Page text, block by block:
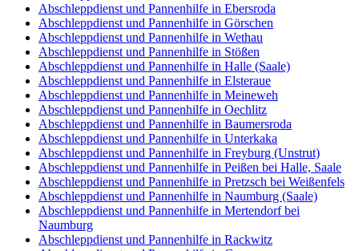
Abschleppdienst und Pannenhilfe in Ebersroda
Abschleppdienst und Pannenhilfe in Görschen
Abschleppdienst und Pannenhilfe in Wethau
Abschleppdienst und Pannenhilfe in Stößen
Abschleppdienst und Pannenhilfe in Halle (Saale)
Abschleppdienst und Pannenhilfe in Elsteraue
Abschleppdienst und Pannenhilfe in Meineweh
Abschleppdienst und Pannenhilfe in Oechlitz
Abschleppdienst und Pannenhilfe in Baumersroda
Abschleppdienst und Pannenhilfe in Unterkaka
Abschleppdienst und Pannenhilfe in Freyburg (Unstrut)
Abschleppdienst und Pannenhilfe in Peißen bei Halle, Saale
Abschleppdienst und Pannenhilfe in Pretzsch bei Weißenfels
Abschleppdienst und Pannenhilfe in Naumburg (Saale)
Abschleppdienst und Pannenhilfe in Mertendorf bei
Naumburg
Abschleppdienst und Pannenhilfe in Rackwitz